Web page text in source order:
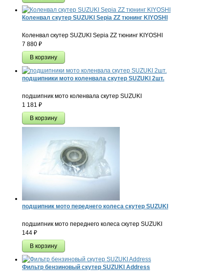
Коленвал скутер SUZUKI Sepia ZZ тюнинг KIYOSHI
Коленвал скутер SUZUKI Sepia ZZ тюнинг KIYOSHI
7 880 ₽
подшипники мото коленвала скутер SUZUKI 2шт.
подшипник мото коленвала скутер SUZUKI
1 181 ₽
подшипник мото переднего колеса скутер SUZUKI
подшипник мото переднего колеса скутер SUZUKI
144 ₽
Фильтр бензиновый скутер SUZUKI Address